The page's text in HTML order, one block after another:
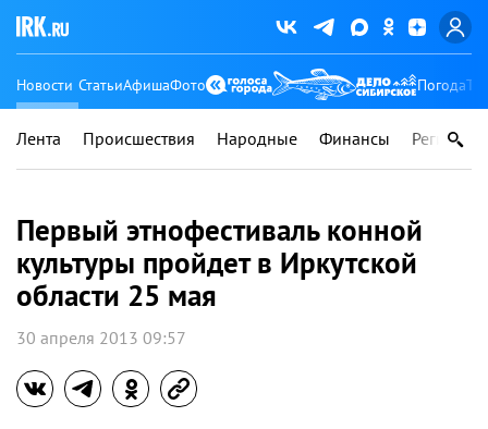
Новости СтатьиАфишаФото Погода
Лента Происшествия Народные Финансы Регионы
Первый этнофестиваль конной
культуры пройдет в Иркутской
области 25 мая
30 апреля 2013 09:57